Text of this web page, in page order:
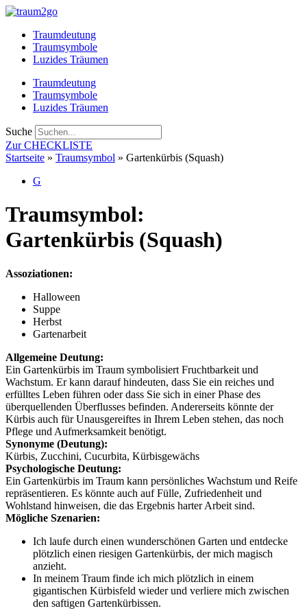
Zum
springenTraumdeutung
Traumsymbole
Luzides Träumen
Traumdeutung
Traumsymbole
Luzides Träumen
Suche
Zur CHECKLISTE
Startseite » Traumsymbol » Gartenkürbis (Squash)
G
Traumsymbol:
Gartenkürbis (Squash)
Assoziationen:
Halloween
Suppe
Herbst
Gartenarbeit
Allgemeine Deutung:
Ein Gartenkürbis im Traum symbolisiert Fruchtbarkeit und
Wachstum. Er kann darauf hindeuten, dass Sie ein reiches und
erfülltes Leben führen oder dass Sie sich in einer Phase des
überquellenden Überflusses befinden. Andererseits könnte der
Kürbis auch für Unausgereiftes in Ihrem Leben stehen, das noch
Pflege und Aufmerksamkeit benötigt.
Synonyme (Deutung):
Kürbis, Zucchini, Cucurbita, Kürbisgewächs
Psychologische Deutung:
Ein Gartenkürbis im Traum kann persönliches Wachstum und Reife
repräsentieren. Es könnte auch auf Fülle, Zufriedenheit und
Wohlstand hinweisen, die das Ergebnis harter Arbeit sind.
Mögliche Szenarien:
Ich laufe durch einen wunderschönen Garten und entdecke
plötzlich einen riesigen Gartenkürbis, der mich magisch
anzieht.
In meinem Traum finde ich mich plötzlich in einem
gigantischen Kürbisfeld wieder und verliere mich zwischen
den saftigen Gartenkürbissen.